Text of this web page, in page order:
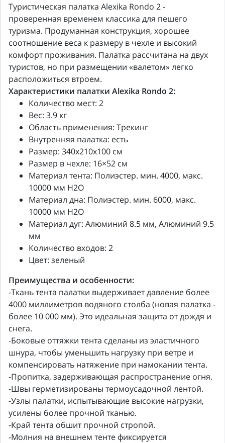
Туристическая палатка Alexika Rondo 2 -
проверенная временем классика для пешего
туризма. Продуманная конструкция, хорошее
соотношение веса к размеру в чехле и высокий
комфорт проживания. Палатка рассчитана на двух
туристов, но при размещении «валетом» легко
расположиться втроем.
Характеристики палатки Alexika Rondo 2:
Количество мест: 2
Вес: 3.9 кг
Область применения: Трекинг
Внутренняя палатка: есть
Размер: 340x210x100 см
Размер в чехле: 16×52 см
Материал тента: Полиэстер. мин. 4000, макс.
10000 мм H2O
Материал дна: Полиэстер. мин. 6000, макс.
10000 мм Н2О
Материал дуг: Алюминий 8.5 мм, Алюминий 9.5
мм
Количество входов: 2
Цвет: зеленый
Преимущества и особенности:
-Ткань тента палатки выдерживает давление более
4000 миллиметров водяного столба (новая палатка -
более 10 000 мм). Это идеальная защита от дождя и
снега.
-Боковые оттяжки тента сделаны из эластичного
шнура, чтобы уменьшить нагрузку при ветре и
компенсировать натяжение при намокании тента.
-Пропитка, задерживающая распространение огня.
-Швы герметизированы термоусадочной лентой.
-Узлы палатки, испытывающие высокие нагрузки,
усилены более прочной тканью.
-Край тента обшит прочной стропой.
-Молния на внешнем тенте фиксируется